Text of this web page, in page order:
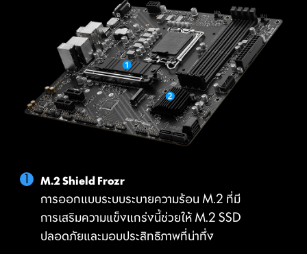
M.2 Shield Frozr
การออกแบบระบบระบายความร้อน M.2 ที่มี
การเสริมความแข็งแกร่งนี้ช่วยให้ M.2 SSD
ปลอดภัยและมอบประสิทธิภาพที่น่าทึ่ง
พรีเมียมของ MSI และปรับปรุงการออกแบบพลังงาน ซึ่งช่วย
ให้สามารถจ่ายกระแสไฟไปยัง CPU ได้รวดเร็วยิ่งขึ้นและไม่บิด
เบี้ยวด้วยความแม่นยำของ Pin-Point ไม่เพียงแต่รองรับ
CPU แบบ Multi-Core เท่านั้น แต่ยังสร้างเงื่อนไขที่สมบูรณ์
แบบสำหรับการ Overclock CPU ของคุณ
Installer will detect and present suitable drivers and
utilities automatically, you can download and install
with just a few clicks.Learn more
*Please ensure to connect the internet, or the Driver Utility
Installer won’t launch automatically.